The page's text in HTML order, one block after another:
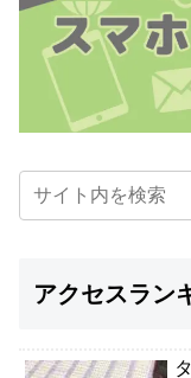
アクセスラン